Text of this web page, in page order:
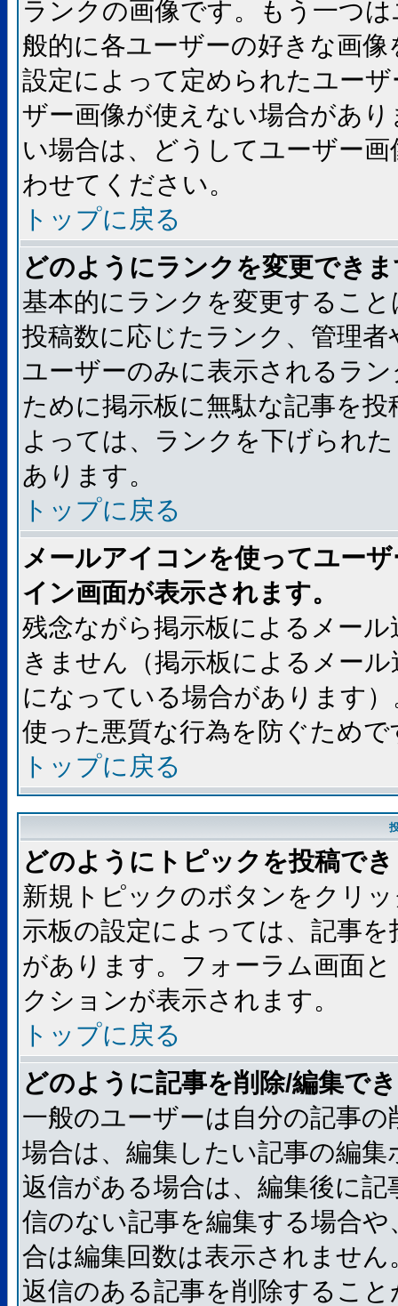
ランクの画像です。もう一つ
般的に各ユーザーの好きな画
設定によって定められたユー
ザー画像が使えない場合があ
い場合は、どうしてユーザー
わせてください。
トップに戻る
どのようにランクを変更でき
基本的にランクを変更するこ
投稿数に応じたランク、管理
ユーザーのみに表示されるラ
ために掲示板に無駄な記事を
よっては、ランクを下げられ
あります。
トップに戻る
メールアイコンを使ってユー
イン画面が表示されます。
残念ながら掲示板によるメー
きません（掲示板によるメー
になっている場合があります
使った悪質な行為を防ぐためで
トップに戻る
どのようにトピックを投稿で
新規トピックのボタンをクリ
示板の設定によっては、記事
があります。フォーラム画面
クションが表示されます。
トップに戻る
どのように記事を削除/編集で
一般のユーザーは自分の記事
場合は、編集したい記事の編
返信がある場合は、編集後に
信のない記事を編集する場合
合は編集回数は表示されませ
返信のある記事を削除するこ